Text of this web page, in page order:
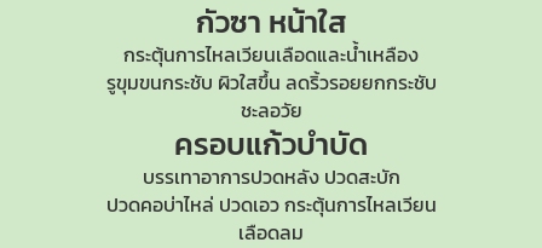
กัวซา หน้าใส
กระตุ้นการไหลเวียนเลือดและน้ำเหลือง
รูขุมขนกระชับ ผิวใสขึ้น ลดริ้วรอยยกกระชับ
ชะลอวัย
ครอบแก้วบำบัด
บรรเทาอาการปวดหลัง ปวดสะบัก
ปวดคอบ่าไหล่ ปวดเอว กระตุ้นการไหลเวียน
เลือดลม